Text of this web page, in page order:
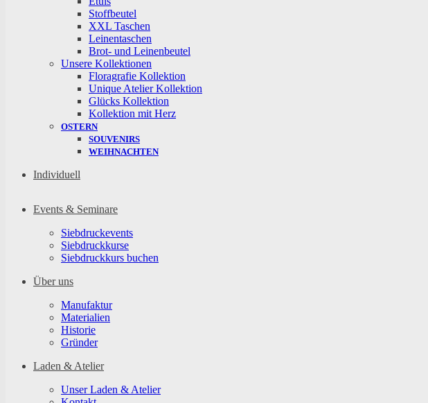
Stoffbeutel
XXL Taschen
Leinentaschen
Brot- und Leinenbeutel
Unsere Kollektionen
Floragrafie Kollektion
Unique Atelier Kollektion
Glücks Kollektion
Kollektion mit Herz
OSTERN
SOUVENIRS
WEIHNACHTEN
Individuell
Events & Seminare
Siebdruckevents
Siebdruckkurse
Siebdruckkurs buchen
Über uns
Manufaktur
Materialien
Historie
Gründer
Laden & Atelier
Unser Laden & Atelier